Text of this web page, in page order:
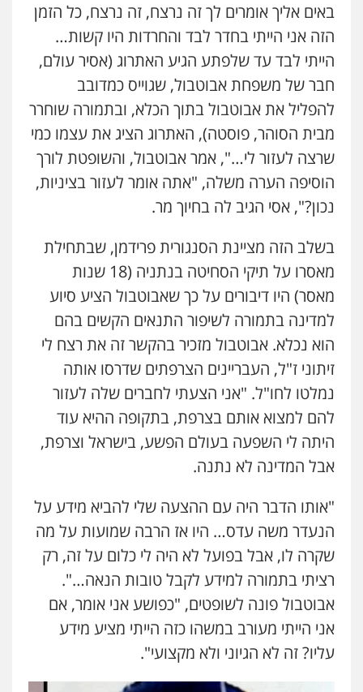
עו"ד תומר בנישתי
פלילי מעצרים וחקירות צווארון לבן פשיעה
חמורה
0546657865
עו"ד שגיא אקו
פלילי סמים עבירות מין
עורכי דין לענייני אסירים
0525279829
פלילי פשיעה חמורה מעצרים מנהלי רישוי
עסקים
0507302623
לוי מלאך דדון – משרד עו"ד
פלילי פשיעה חמורה מעצרים וחקירות
0544231863
עו"ד מעיין שמחון
פלילי מעצרים וחקירות עורכי דין לענייני
אסירים
0587604050
עו"ד שאדי כבהא
פלילי עורכי דין לענייני אסירים
0525556970
עו"ד פאדי בראנסי
פלילי צווארון לבן עבירות בטחוניות מעצרים
וחקירות
0524122241
באים אליך אומרים לך זה נרצח, זה נרצח, כל הזמן
הזה אני הייתי בחדר לבד והחרדות היו קשות…
הייתי לבד עד שלפתע הגיע האתרוג (אסיר עולם,
חבר של משפחת אבוטבול, שגוייס כמדובב
להפליל את אבוטבול בתוך הכלא, ובתמורה שוחרר
מבית הסוהר, פוסטה), האתרוג הציג את עצמו כמי
שרצה לעזור לי…", אמר אבוטבול, והשופטת לורך
הוסיפה הערה משלה, "אתה אומר לעזור בציניות,
נכון?", אסי הגיב לה בחיוך מר.
בשלב הזה מציינת הסנגורית פרידמן, שבתחילת
מאסרו על תיקי הסחיטה בנתניה (18 שנות
מאסר) היו דיבורים על כך שאבוטבול הציע סיוע
למדינה בתמורה לשיפור התנאים הקשים בהם
הוא נכלא. אבוטבול מזכיר בהקשר זה את רצח לי
זיתוני ז"ל, העבריינים הצרפתים שדרסו אותה
נמלטו לחו"ל. "אני הצעתי לחברים שלה לעזור
להם למצוא אותם בצרפת, בתקופה ההיא עוד
היתה לי השפעה בעולם הפשע, בישראל וצרפת,
אבל המדינה לא נתנה.
"אותו הדבר היה עם ההצעה שלי להביא מידע על
הנעדר משה עדס… היו אז הרבה שמועות על מה
שקרה לו, אבל בפועל לא היה לי כלום על זה, רק
רציתי בתמורה למידע לקבל טובות הנאה…".
אבוטבול פונה לשופטים, "כפושע אני אומר, אם
אני הייתי מעורב במשהו כזה הייתי מציע מידע
עליו? זה לא הגיוני ולא מקצועי".